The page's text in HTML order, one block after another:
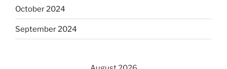
October 2024
September 2024